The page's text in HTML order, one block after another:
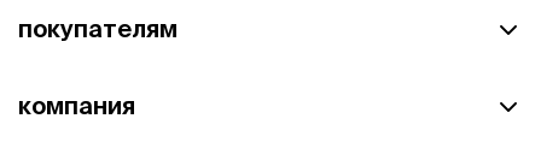
покупателям
компания